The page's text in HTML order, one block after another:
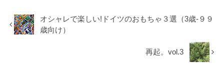
オシャレで楽しい!ドイツのおもちゃ３選（3歳-９９
歳向け）
再起。vol.3